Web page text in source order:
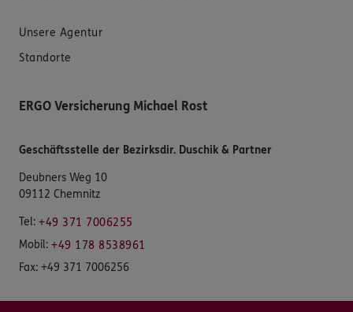
Unsere Agentur
Standorte
ERGO Versicherung Michael Rost
Geschäftsstelle der Bezirksdir. Duschik & Partner
Deubners Weg 10
09112 Chemnitz
Tel: +49 371 7006255
Mobil: +49 178 8538961
Fax: +49 371 7006256